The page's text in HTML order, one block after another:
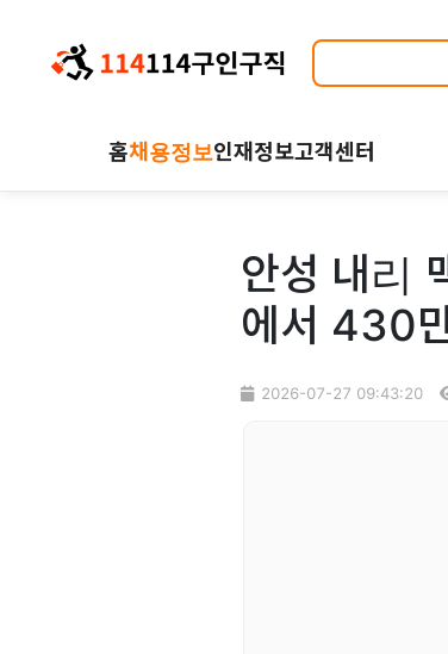
홈채용정보인재정보고객센터
안성 내리
에서 430
2026-07-27 09:43:20